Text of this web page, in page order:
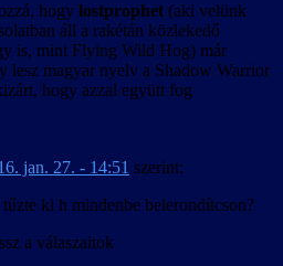
hogy lostprophet (aki velünk
áll a rakétán közlekedő
is, mint Flying Wild Hog) már
lesz magyar nyelv a Shadow Warrior
hogy azzal együtt fog
jan. 27. - 14:51 szerint:
ki h mindenbe belerondítcson?
a válaszaitok